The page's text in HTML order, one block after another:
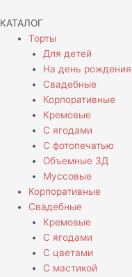
КАТАЛОГ
Торты
Для детей
На день рождения
Свадебные
Корпоративные
Кремовые
С ягодами
С фотопечатью
Объемные 3Д
Муссовые
Корпоративные
Свадебные
Кремовые
С ягодами
С цветами
С мастикой